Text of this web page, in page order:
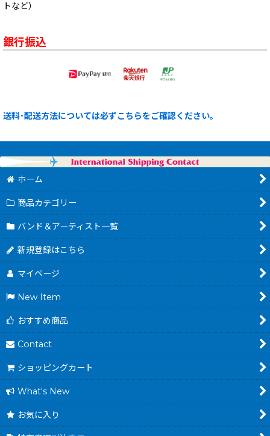
トなど）
銀行振込
送料･配送方法については必ずこちらをご確認ください。
ホーム
商品カテゴリー
バンド＆アーティスト一覧
新規登録はこちら
マイページ
New Item
おすすめ商品
Contact
ショッピングカート
What's New
お気に入り